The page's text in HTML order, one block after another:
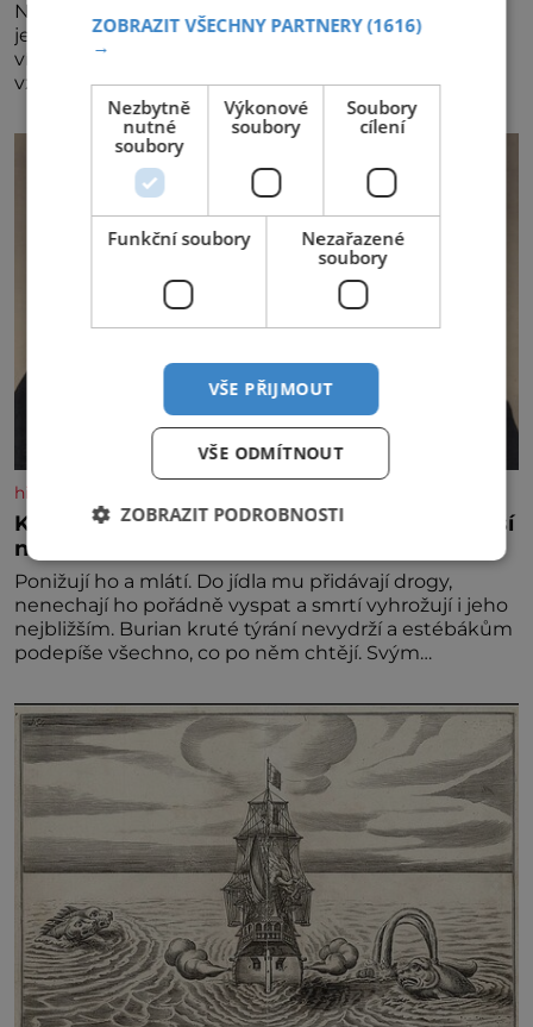
Největší český vinařský projekt Král vín ve svém již
jednadvacátém ročníku představil nejlepší domácí
vína. Ta vybírala odborná porota z celkem 1260
vzorků od 157 vinařů. Král vín, který se – i pře
historyplus.cz
Kněz Bohuslav Burian: Metody StB byly horší
než gestapácké trýznění
Ponižují ho a mlátí. Do jídla mu přidávají drogy,
nenechají ho pořádně vyspat a smrtí vyhrožují i jeho
nejbližším. Burian kruté týrání nevydrží a estébákům
podepíše všechno, co po něm chtějí. Svým
výslechů nikdo nevyvíjel fyzický ani psychický nátlak.
Syn brněnského řezníka chce být knězem a
ZOBRAZIT VŠECHNY PARTNERY(1616)
→
Nezbytně
nutné
soubory
Výkonové
soubory
Soubory
cílení
Funkční soubory
Nezařazené
soubory
VŠE PŘIJMOUT
VŠE ODMÍTNOUT
ZOBRAZIT PODROBNOSTI